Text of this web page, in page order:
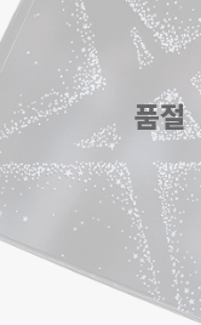
품절